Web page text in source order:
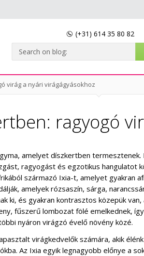
(+31) 614 35 80 82
virág a nyári virágágyásokhoz
ragyogó
amelyet díszkertben termesztenek.
ragyogást és egzotikus hangulatot
származó Ixia-t, amelyet gyakran
amelyek rózsaszín, sárga,
ki, és gyakran kontrasztos közepük
fűszerű lombozat fölé emelkednek,
nyáron virágzó évelő növény közé.
virágkedvelők számára, akik
Az Ixia egyik legnagyobb előnye a